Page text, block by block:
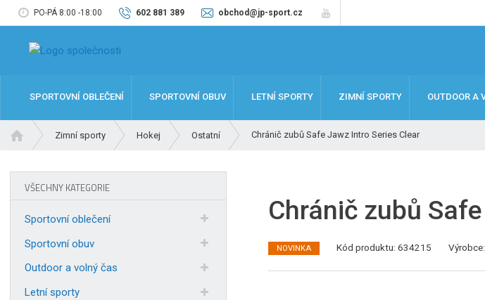
PO-PÁ 8:00 -18:00 602 881 389 obchod@jp-sport.cz
SPORTOVNÍ OBLEČENÍ SPORTOVNÍ OBUV LETNÍ SPORTY ZIMNÍ SPORTY OUTDOOR A
t
a
n
Zimní sporty Hokej Ostatní Chránič zubů Safe Jawz Intro Series Clear
Chránič zubů
NOVINKA Kód produktu: 634215
K
Výrobce:
VŠECHNY KATEGORIE
Sportovní oblečení
Sportovní obuv
Outdoor a volný čas
Letní sporty